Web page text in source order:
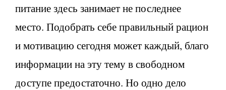
питание здесь занимает не последнее
место. Подобрать себе правильный рацион
и мотивацию сегодня может каждый, благо
информации на эту тему в свободном
доступе предостаточно. Но одно дело